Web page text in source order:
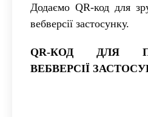
Додаємо QR-код для
вебверсії застосунку.
QR-КОД ДЛЯ
ВЕБВЕРСІЇ